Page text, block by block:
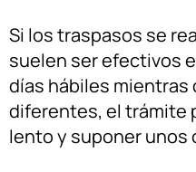
Si los traspasos se
suelen ser efectivos
días hábiles mientras
diferentes, el trámite
lento y suponer unos